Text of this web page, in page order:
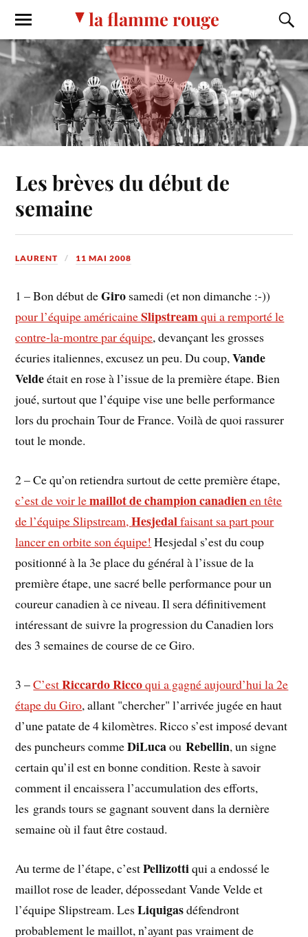
la flamme rouge
Les brèves du début de
semaine
LAURENT 11 MAI 2008
1 – Bon début deGiro samedi (et non dimanche :-))
pour l’équipe américaineSlipstreamqui a remporté le
contre-la-montre par équipe, devançant les grosses
écuries italiennes, excusez un peu. Du coup,Vande
Veldeétait en rose à l’issue de la première étape. Bien
joué, surtout que l’équipe vise une belle performance
lors du prochain Tour de France. Voilà de quoi rassurer
tout le monde.
2 – Ce qu’on retiendra surtout de cette première étape,
c’est de voir lemaillot de champion canadienen tête
de l’équipe Slipstream,Hesjedalfaisant sa part pour
lancer en orbite son équipe! Hesjedal s’est du coup
positionné à la 3e place du général à l’issue de la
première étape, une sacré belle performance pour un
coureur canadien à ce niveau. Il sera définitivement
intéressant de suivre la progression du Canadien lors
des 3 semaines de course de ce Giro.
3 –C’estRiccardo Riccoqui a gagné aujourd’hui la 2e
étape du Giro, allant "chercher" l’arrivée jugée en haut
d’une patate de 4 kilomètres. Ricco s’est imposé devant
des puncheurs commeDiLucaouRebellin, un signe
certain qu’il est en bonne condition. Reste à savoir
comment il encaissera l’accumulation des efforts,
les grands tours se gagnant souvent dans la dernière
semaine où il faut être costaud.
Au terme de l’étape, c’estPellizottiqui a endossé le
maillot rose de leader, dépossedant Vande Velde et
l’équipe Slipstream. LesLiquigasdéfendront
probablement le maillot, n’ayant pas vraiment de